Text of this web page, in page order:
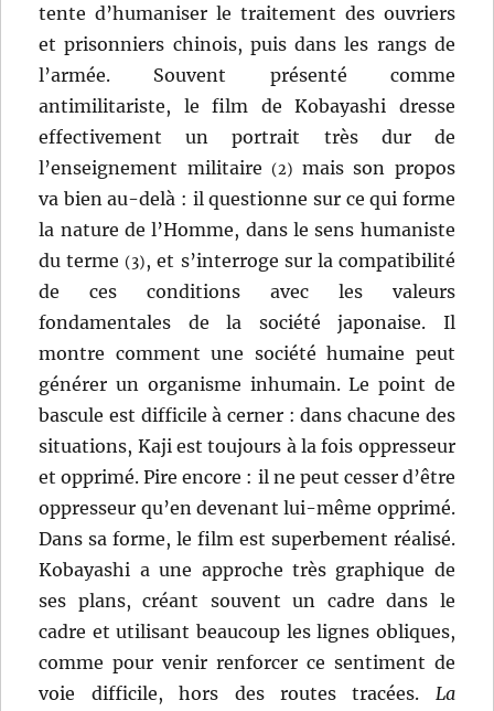
tente d’humaniser le traitement des ouvriers
et prisonniers chinois, puis dans les rangs de
l’armée. Souvent présenté comme
antimilitariste, le film de Kobayashi dresse
effectivement un portrait très dur de
l’enseignement militaire (2) mais son propos
va bien au-delà : il questionne sur ce qui forme
la nature de l’Homme, dans le sens humaniste
du terme(3), et s’interroge sur la compatibilité
de ces conditions avec les valeurs
fondamentales de la société japonaise. Il
montre comment une société humaine peut
générer un organisme inhumain. Le point de
bascule est difficile à cerner : dans chacune des
situations, Kaji est toujours à la fois oppresseur
et opprimé. Pire encore : il ne peut cesser d’être
oppresseur qu’en devenant lui-même opprimé.
Dans sa forme, le film est superbement réalisé.
Kobayashi a une approche très graphique de
ses plans, créant souvent un cadre dans le
cadre et utilisant beaucoup les lignes obliques,
comme pour venir renforcer ce sentiment de
voie difficile, hors des routes tracées. La